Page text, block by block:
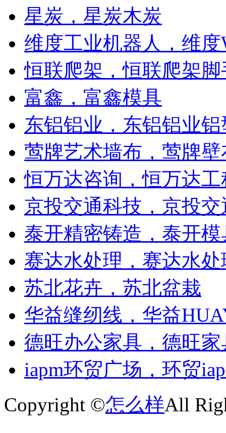
星炭，星炭木炭
维度工业机器人，维
恒联爬架，恒联爬架脚
富鑫，富鑫模具
东铝铝业，东铝铝业铝
莺牌艺术墙布，莺牌壁
恒万达咨询，恒万达
京投交通科技，京投
泰开精密铸造，泰开模
赛达水处理，赛达水
苏北花卉，苏北盆栽
华益缝纫线，华益
德旺办公家具，德旺家
iapm环贸广场，环贸
Copyright ©怎么样All